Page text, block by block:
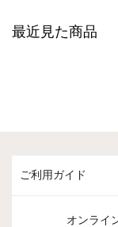
最近見た商品
ご利用ガイド
オンライ